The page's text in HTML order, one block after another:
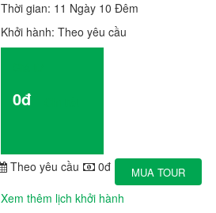
Thời gian: 11 Ngày 10 Đêm
Khởi hành: Theo yêu cầu
0đ
Theo yêu cầu 0đ MUA TOUR
Xem thêm lịch khởi hành